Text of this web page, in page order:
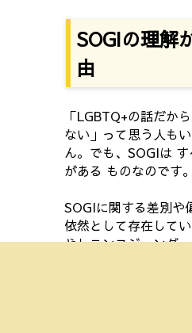
SOGIの理解
由
「LGBTQ+の話だか
ない」って思う人も
ん。でも、SOGIは
がある ものなのです。
SOGIに関する差別や
依然として存在して
やトランスジェンダ